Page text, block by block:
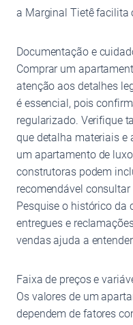
a Marginal Tietê facilita
Documentação e
Comprar um
atenção aos detalhes
é essencial, pois
regularizado. Verifique
que detalha materiais e
um apartamento de
construtoras podem
recomendável
Pesquise o histórico da
entregues e
vendas ajuda a
Faixa de preços e
Os valores de um
dependem de fatores